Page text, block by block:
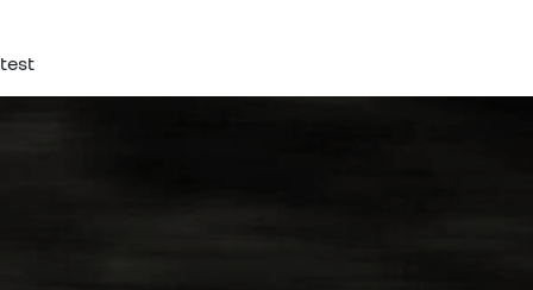
test